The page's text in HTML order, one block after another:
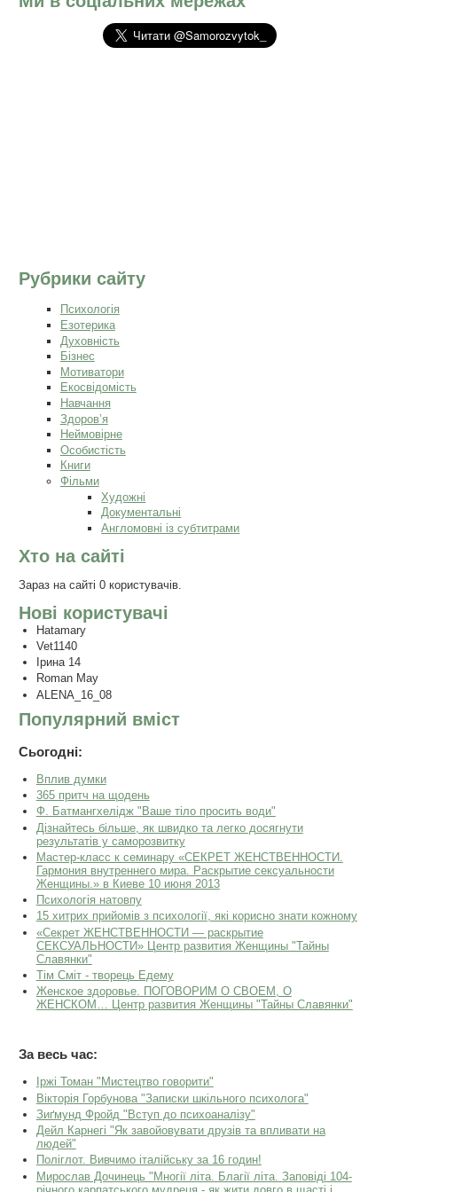
Рубрики сайту
Психологія
Езотерика
Духовність
Бізнес
Мотиватори
Екосвідомість
Навчання
Здоров’я
Неймовірне
Особистість
Книги
Фільми
Художні
Документальні
Англомовні із субтитрами
Хто на сайті
Зараз на сайті 0 користувачів.
Нові користувачі
Hatamary
Vet1140
Ірина 14
Roman May
ALENA_16_08
Популярний вміст
Сьогодні:
Вплив думки
365 притч на щодень
Ф. Батмангхелідж "Ваше тіло просить води"
Дізнайтесь більше, як швидко та легко досягнути
результатів у саморозвитку
Мастер-класс к семинару «СЕКРЕТ ЖЕНСТВЕННОСТИ.
Гармония внутреннего мира. Раскрытие сексуальности
Женщины.» в Киеве 10 июня 2013
Психологія натовпу
15 хитрих прийомів з психології, які корисно знати кожному
«Секрет ЖЕНСТВЕННОСТИ — раскрытие
СЕКСУАЛЬНОСТИ» Центр развития Женщины "Тайны
Славянки"
Тім Сміт - творець Едему
Женское здоровье. ПОГОВОРИМ О СВОЕМ, О
ЖЕНСКОМ… Центр развития Женщины "Тайны Славянки"
За весь час:
Іржі Томан "Мистецтво говорити"
Вікторія Горбунова "Записки шкільного психолога"
Зиґмунд Фройд "Вступ до психоаналізу"
Дейл Карнегі "Як завойовувати друзів та впливати на
людей"
Поліглот. Вивчимо італійську за 16 годин!
Мирослав Дочинець "Многії літа. Благії літа. Заповіді 104-